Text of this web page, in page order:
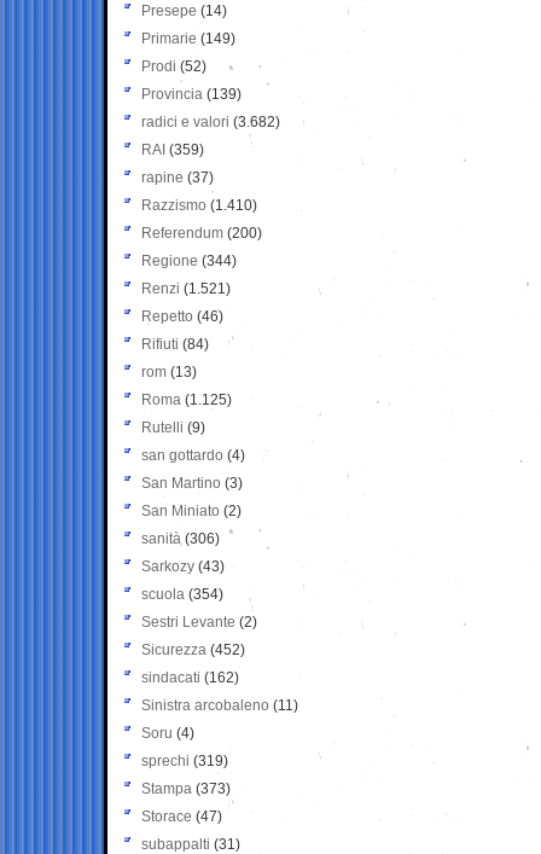
Presepe (14)
Primarie (149)
Prodi (52)
Provincia (139)
radici e valori (3.682)
RAI (359)
rapine (37)
Razzismo (1.410)
Referendum (200)
Regione (344)
Renzi (1.521)
Repetto (46)
Rifiuti (84)
rom (13)
Roma (1.125)
Rutelli (9)
san gottardo (4)
San Martino (3)
San Miniato (2)
sanità (306)
Sarkozy (43)
scuola (354)
Sestri Levante (2)
Sicurezza (452)
sindacati (162)
Sinistra arcobaleno (11)
Soru (4)
sprechi (319)
Stampa (373)
Storace (47)
subappalti (31)